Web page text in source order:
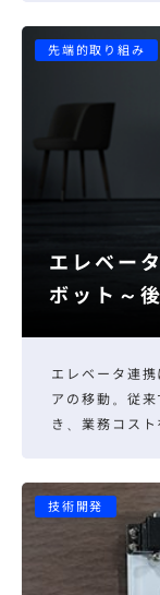
先端的取り組み
エレベー
ボット～
エレベータ連
アの移動。従
き、業務コスト
技術開発